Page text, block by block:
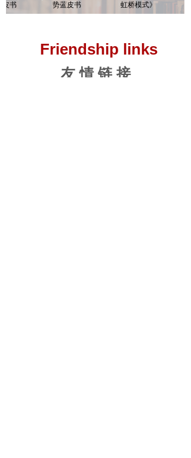
书
势蓝皮书
（2019-
虹桥模式》
Friendship links
友 情 链 接